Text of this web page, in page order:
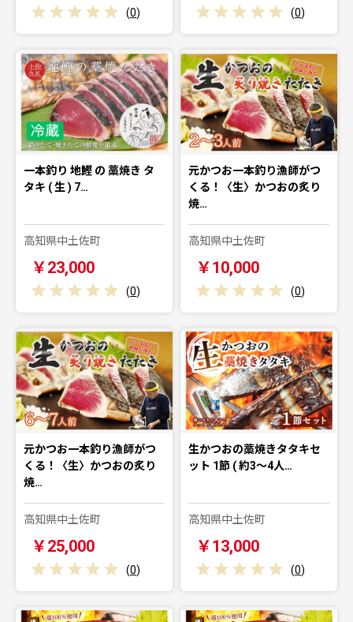
(0) (0)
一本釣り 地鰹 の 藁焼き タ
タキ ( 生 ) 7…
高知県中土佐町
￥23,000
(0)
元かつお一本釣り漁師がつ
くる！〈生〉かつおの炙り
焼…
高知県中土佐町
￥10,000
(0)
元かつお一本釣り漁師がつ
くる！〈生〉かつおの炙り
焼…
高知県中土佐町
￥25,000
(0)
生かつおの藁焼きタタキセ
ット 1節 ( 約3〜4人…
高知県中土佐町
￥13,000
(0)